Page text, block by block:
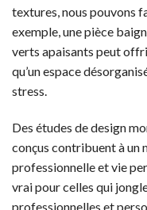
textures, nous pouvons
exemple, une pièce
verts apaisants peut
qu’un espace
stress.
Des études de design
conçus contribuent à un
professionnelle et vie
vrai pour celles qui
professionnelles et